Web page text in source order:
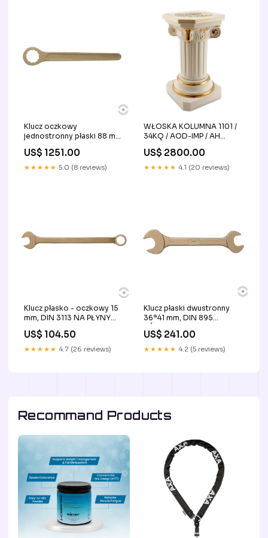
Klucz oczkowy
jednostronny płaski 88 mm,
LINKOWE
US$ 1251.00
★★★★★ 5.0 (8 reviews)
WŁOSKA KOLUMNA 1101 /
34KQ / AOD-IMP / AH
US$ 2800.00
★★★★★ 4.1 (20 reviews)
Klucz płasko - oczkowy 15
mm, DIN 3113 NA PŁYNY
US$ 104.50
★★★★★ 4.7 (26 reviews)
Klucz płaski dwustronny
36*41 mm, DIN 895
US$ 241.00
★★★★★ 4.2 (5 reviews)
Recommand Products